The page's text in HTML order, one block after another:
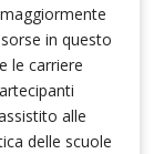
in questo
le carriere
alle
delle scuole